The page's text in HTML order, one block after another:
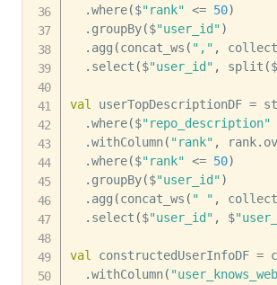
.where($"rank" <= 50)
. groupBy($"user_id")
. agg (concat_ws ( "," ,
. select ($"user_id" , split ($
val userTopDescriptionDF =
.where($"repo_description"
.withColumn( "rank" , rank.
.where($"rank" <= 50)
. groupBy($"user_id")
. agg (concat_ws ( " " ,
. select ($"user_id" , $
val constructedUserInfoDF =
.withColumn(